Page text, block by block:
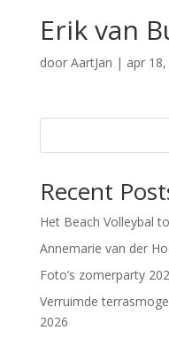
Erik van
door AartJan | apr
Recent
Het Beach Volleybal
Annemarie van der
Foto’s zomerparty
Verruimde
2026